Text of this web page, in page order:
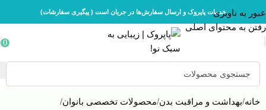
عبور به ناوبری
رفتن به محتوای اصلی
خدمات پاپروک و ارسال سفارش‌ها در جریان است ( پیگیری سفارشات)
0
خانه بهداشت و مراقبت بدن محصولات تخصصی بانوان